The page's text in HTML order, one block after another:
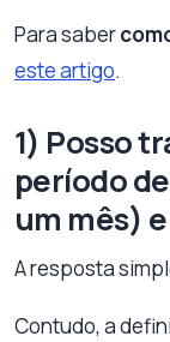
Para saber
este artigo.
1) Posso
período
um mês)
A resposta
Contudo, a